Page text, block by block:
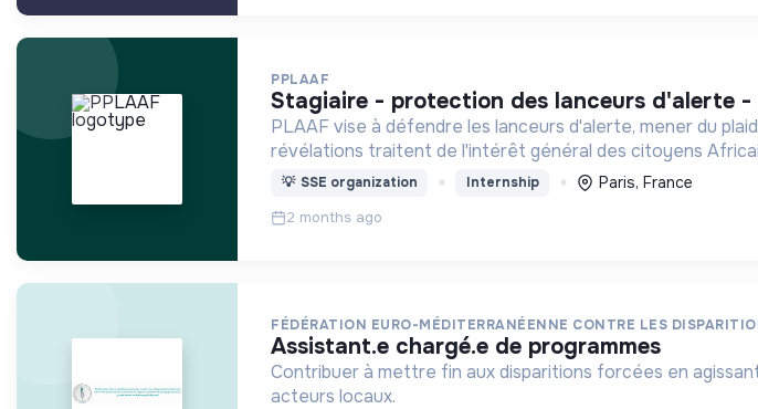
PPLAAF
stagiaire - protection des lanceurs d'alerte
PLAAF vise à défendre les lanceurs d'alerte, mener du
révélations traitent de l'intérêt général des citoyens
💡 SSE organization Internship Paris, France
2 months ago
FÉDÉRATION EURO-MÉDITERRANÉENNE CONTRE LES
assistant.e chargé.e de programmes
Contribuer à mettre fin aux disparitions forcées en
acteurs locaux.